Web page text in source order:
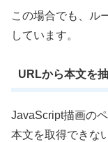
この場合でも、ル
しています。
URLから本文を
JavaScript描画の
本文を取得できな